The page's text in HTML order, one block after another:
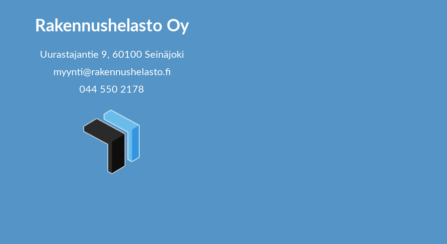
valinnat
sivulla.
Rakennushelasto Oy
Uurastajantie 9, 60100 Seinäjoki
myynti@rakennushelasto.fi
044 550 2178